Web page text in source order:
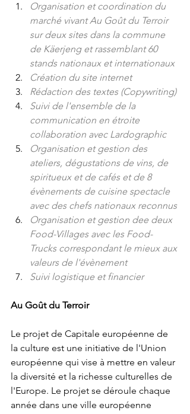
Organisation et coordination du
marché vivant Au Goût du Terroir
sur deux sites dans la commune
de Käerjeng et rassemblant 60
stands nationaux et internationaux
Création du site internet
Rédaction des textes (Copywriting)
Suivi de l'ensemble de la
communication en étroite
collaboration avec Lardographic
Organisation et gestion des
ateliers, dégustations de vins, de
spiritueux et de cafés et de 8
évènements de cuisine spectacle
avec des chefs nationaux reconnus
Organisation et gestion dee deux
Food-Villages avec les Food-
Trucks correspondant le mieux aux
valeurs de l'évènement
Suivi logistique et financier
Au Goût du Terroir
Le projet de Capitale européenne de
la culture est une initiative de l'Union
européenne qui vise à mettre en valeur
la diversité et la richesse culturelles de
l'Europe. Le projet se déroule chaque
année dans une ville européenne